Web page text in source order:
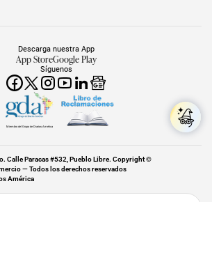
Síguenos
Descarga nuestra App
App StoreGoogle Play
Miembro del Grupo de Diarios América
Calle Paracas #532, Pueblo Libre. Copyright ©
— Todos los derechos reservados
América